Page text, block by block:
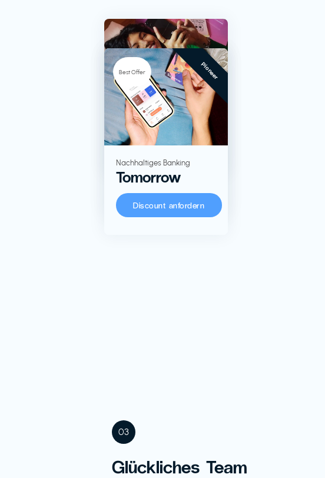
TV + Streaming
RTL+
-5%
Lebensmittel in
Großverpackungen
KoRo
Best Offer Pioneer
Nachhaltiges Banking
Tomorrow
Discount anfordern
03
Glückliches Team